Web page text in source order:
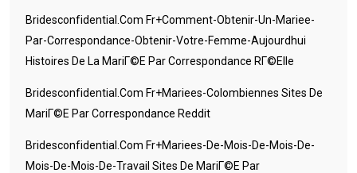
Bridesconfidential.com Fr+comment-Obtenir-Un-Mariee-
Par-Correspondance-Obtenir-Votre-Femme-Aujourdhui
Histoires De La MariГ©e Par Correspondance RГ©elle
Bridesconfidential.com Fr+mariees-Colombiennes Sites De
MariГ©e Par Correspondance Reddit
Bridesconfidential.com Fr+mariees-De-Mois-De-Mois-De-
Mois-De-Mois-De-Travail Sites De MariГ©e Par